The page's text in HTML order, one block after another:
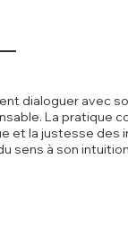
dialoguer avec
La pratique
et la justesse des
sens à son